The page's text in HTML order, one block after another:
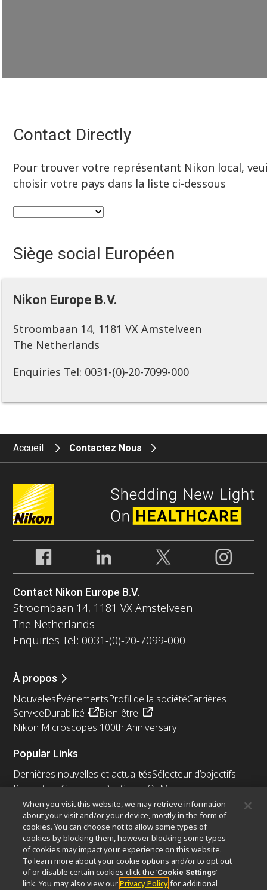
Contact Directly
Pour trouver votre représentant Nikon local,
choisir votre pays dans la liste ci-dessous
Siège social Européen
Nikon Europe B.V.
Stroombaan 14, 1181 VX Amstelveen
The Netherlands
Enquiries Tel: 0031-(0)-20-7099-000
Accueil Contactez Nous
Contact Nikon Europe B.V.
Stroombaan 14, 1181 VX Amstelveen
The Netherlands
Enquiries Tel: 0031-(0)-20-7099-000
À propos
NouvellesÉvénementsProfil de la sociétéCarrières
ServiceDurabilité
Bien-être
Nikon Microscopes 100th Anniversary
Popular Links
Dernières nouvelles et actualitésSélecteur d’objectifs
Resolution Calculator PubScope OEM
Nikon Small World
MicroscopyU
Autres Produits Nikon
Produits d'imagerie
Microscopie industrielle et métrologie
Systèmes de lithographie à semi-conducteurs
When you visit this website, we may retrieve information
about your visit and/or your device, mostly in the form of
cookies. You can choose not to allow some types of
cookies by blocking them, however blocking some types
of cookies may impact your experience on this website.
To learn more about your cookie options and/or to opt out
of or disable certain cookies click the ‘Cookie Settings’
link. You may also view ourPrivacy Policyfor additional